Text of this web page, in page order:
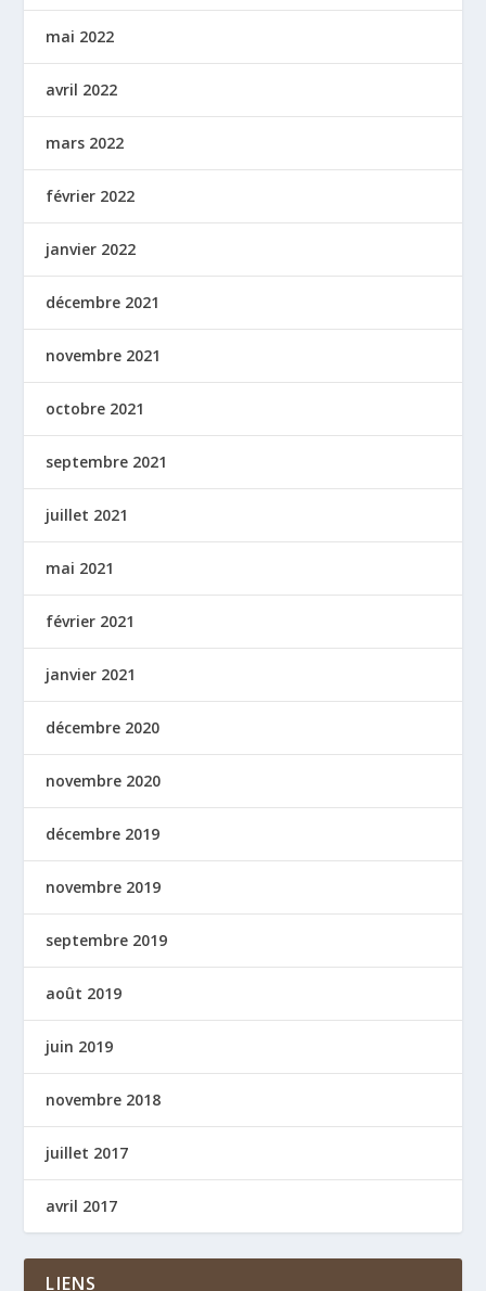
mai 2022
avril 2022
mars 2022
février 2022
janvier 2022
décembre 2021
novembre 2021
octobre 2021
septembre 2021
juillet 2021
mai 2021
février 2021
janvier 2021
décembre 2020
novembre 2020
décembre 2019
novembre 2019
septembre 2019
août 2019
juin 2019
novembre 2018
juillet 2017
avril 2017
LIENS